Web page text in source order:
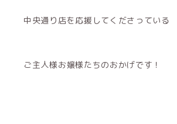
中央通り店を応援してくださっている
ご主人様お嬢様たちのおかげです！